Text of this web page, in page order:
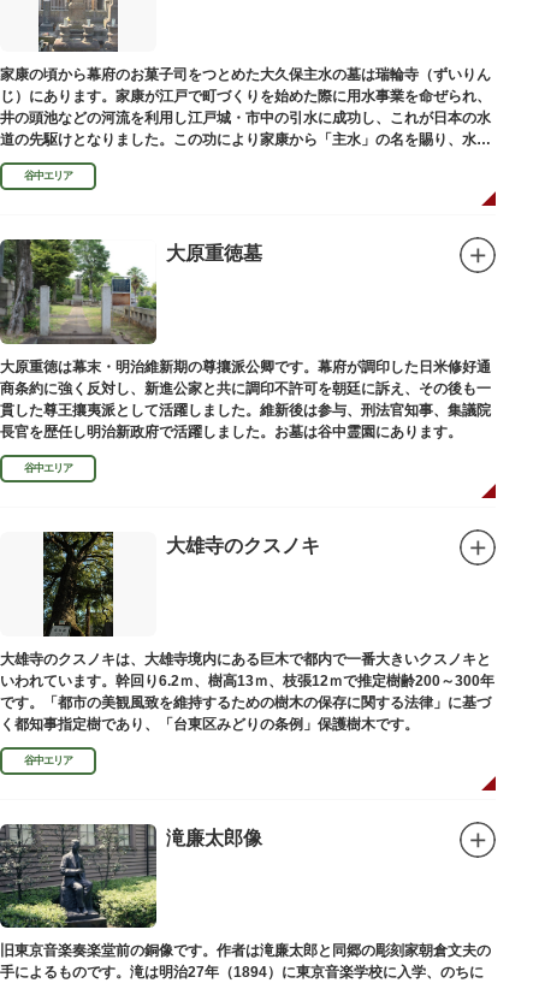
家康の頃から幕府のお菓子司をつとめた大久保主水の墓は瑞輪寺（ずいりん
じ）にあります。家康が江戸で町づくりを始めた際に用水事業を命ぜられ、
井の頭池などの河流を利用し江戸城・市中の引水に成功し、これが日本の水
道の先駆けとなりました。この功により家康から「主水」の名を賜り、水は
濁らざるを尊しとして「もんと」と読むようになったといわれます。
谷中エリア
大原重徳墓
大原重徳は幕末・明治維新期の尊攘派公卿です。幕府が調印した日米修好通
商条約に強く反対し、新進公家と共に調印不許可を朝廷に訴え、その後も一
貫した尊王攘夷派として活躍しました。維新後は参与、刑法官知事、集議院
長官を歴任し明治新政府で活躍しました。お墓は谷中霊園にあります。
谷中エリア
大雄寺のクスノキ
大雄寺のクスノキは、大雄寺境内にある巨木で都内で一番大きいクスノキと
いわれています。幹回り6.2ｍ、樹高13ｍ、枝張12ｍで推定樹齢200～300年
です。「都市の美観風致を維持するための樹木の保存に関する法律」に基づ
く都知事指定樹であり、「台東区みどりの条例」保護樹木です。
谷中エリア
滝廉太郎像
旧東京音楽奏楽堂前の銅像です。作者は滝廉太郎と同郷の彫刻家朝倉文夫の
手によるものです。滝は明治27年（1894）に東京音楽学校に入学、のちに